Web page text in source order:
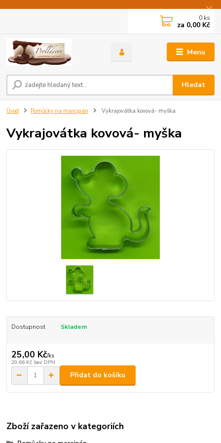
Menu
Hledat
0 ks
za 0,00 Kč
Úvod Pomůcky na marcipán Vykrajovátka kovová- myška
Vykrajovátka kovová- myška
Dostupnost Skladem
25,00 Kč/ks
20,66 Kč bez DPH
Přidat do košíku
Zboží zařazeno v kategoriích